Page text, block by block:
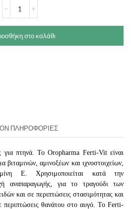
Vit
ποσότητα
στο καλάθι
ΠΛΗΡΟΦΟΡΊΕΣ
για πτηνά. Το Oropharma Ferti-Vit είναι
βιταμινών, αμινοξέων και ιχνοστοιχείων,
Ε. Χρησιμοποιείται κατά την
αναπαραγωγής, για το τραγούδι των
και σε περιπτώσεις στασιμότητας και
περιπτώσεις θανάτου στο αυγό. Το Ferti-